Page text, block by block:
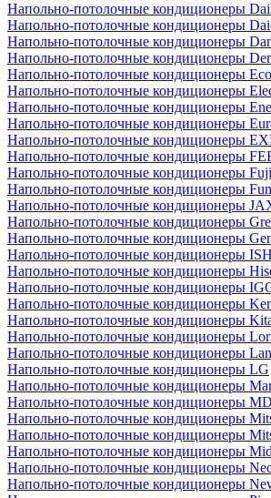
Напольно-потолочные кондиционеры
Напольно-потолочные кондиционеры
Напольно-потолочные кондиционеры
Напольно-потолочные кондиционеры
Напольно-потолочные кондиционеры
Напольно-потолочные кондиционеры
Напольно-потолочные кондиционеры
Напольно-потолочные кондиционеры
Напольно-потолочные кондиционеры
Напольно-потолочные кондиционеры
Напольно-потолочные кондиционеры
Напольно-потолочные кондиционеры
Напольно-потолочные кондиционеры
Напольно-потолочные кондиционеры
Напольно-потолочные кондиционеры
Напольно-потолочные кондиционеры
Напольно-потолочные кондиционеры
Напольно-потолочные кондиционеры
Напольно-потолочные кондиционеры
Напольно-потолочные кондиционеры
Напольно-потолочные кондиционеры
Напольно-потолочные кондиционеры
Напольно-потолочные кондиционеры LG
Напольно-потолочные кондиционеры
Напольно-потолочные кондиционеры
Напольно-потолочные кондиционеры
Напольно-потолочные кондиционеры
Напольно-потолочные кондиционеры
Напольно-потолочные кондиционеры
Напольно-потолочные кондиционеры